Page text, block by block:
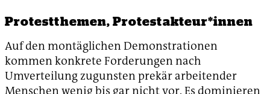
Protestthemen, Protestakteur*innen
Auf den montäglichen Demonstrationen
kommen konkrete Forderungen nach
Umverteilung zugunsten prekär arbeitender
Menschen wenig bis gar nicht vor. Es dominieren